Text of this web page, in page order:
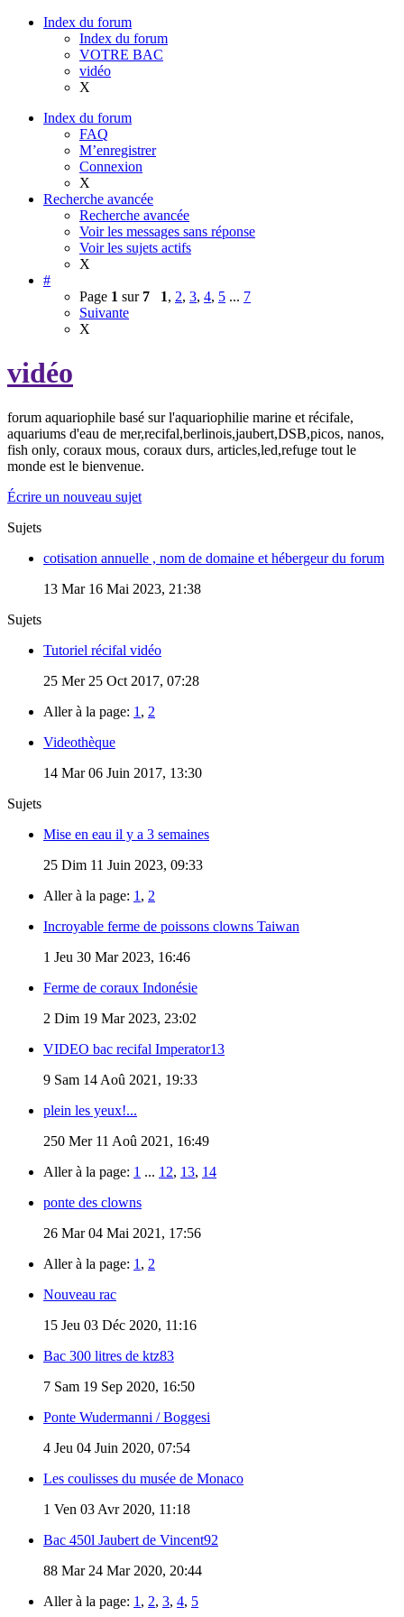
Index du forum
Index du forum
VOTRE BAC
vidéo
X
Index du forum
FAQ
M’enregistrer
Connexion
X
Recherche avancée
Recherche avancée
Voir les messages sans réponse
Voir les sujets actifs
X
#
Page 1 sur 7 1, 2, 3, 4, 5 ... 7
Suivante
X
vidéo
forum aquariophile basé sur l'aquariophilie marine et récifale,
aquariums d'eau de mer,recifal,berlinois,jaubert,DSB,picos, nanos,
fish only, coraux mous, coraux durs, articles,led,refuge tout le
monde est le bienvenue.
Écrire un nouveau sujet
Sujets
cotisation annuelle , nom de domaine et hébergeur du forum
13 Mar 16 Mai 2023, 21:38
Sujets
Tutoriel récifal vidéo
25 Mer 25 Oct 2017, 07:28
Aller à la page: 1 , 2
Videothèque
14 Mar 06 Juin 2017, 13:30
Sujets
Mise en eau il y a 3 semaines
25 Dim 11 Juin 2023, 09:33
Aller à la page: 1 , 2
Incroyable ferme de poissons clowns Taiwan
1 Jeu 30 Mar 2023, 16:46
Ferme de coraux Indonésie
2 Dim 19 Mar 2023, 23:02
VIDEO bac recifal Imperator13
9 Sam 14 Aoû 2021, 19:33
plein les yeux!...
250 Mer 11 Aoû 2021, 16:49
Aller à la page: 1 ... 12, 13, 14
ponte des clowns
26 Mar 04 Mai 2021, 17:56
Aller à la page: 1 , 2
Nouveau rac
15 Jeu 03 Déc 2020, 11:16
Bac 300 litres de ktz83
7 Sam 19 Sep 2020, 16:50
Ponte Wudermanni / Boggesi
4 Jeu 04 Juin 2020, 07:54
Les coulisses du musée de Monaco
1 Ven 03 Avr 2020, 11:18
Bac 450l Jaubert de Vincent92
88 Mar 24 Mar 2020, 20:44
Aller à la page: 1 , 2, 3, 4, 5